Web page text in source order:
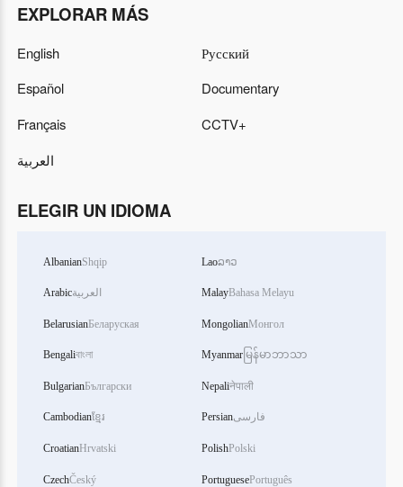
EXPLORAR MÁS
English
Español
Français
العربية
Русский
Documentary
CCTV+
ELEGIR UN IDIOMA
AlbanianShqip
Arabicالعربية
BelarusianБеларуская
Bengaliবাংলা
BulgarianБългарски
Cambodianខ្មែរ
CroatianHrvatski
CzechČeský
Laoລາວ
MalayBahasa Melayu
MongolianМонгол
Myanmar မြန်မာဘာသာ
Nepaliनेपाली
Persianفارسی
PolishPolski
PortuguesePortuguês